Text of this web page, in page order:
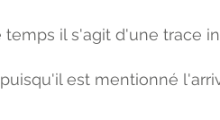
il s'agit d'une trace
est mentionné